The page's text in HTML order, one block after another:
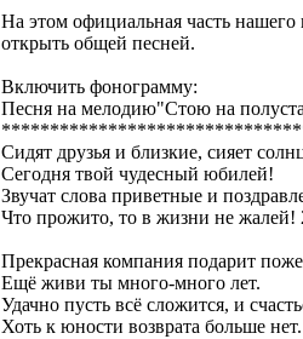
На этом официальная часть нашего
открыть общей песней.
Включить фонограмму:
Песня на мелодию"Стою на
Сидят друзья и близкие, сияет
Сегодня твой чудесный юбилей!
Звучат слова приветные и
Что прожито, то в жизни не жалей!
Прекрасная компания подарит
Ещё живи ты много-много лет.
Удачно пусть всё сложится, и
Хоть к юности возврата больше нет.